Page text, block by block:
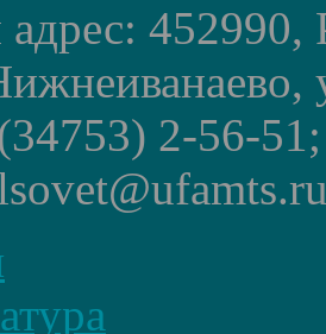
452990,
2-56-